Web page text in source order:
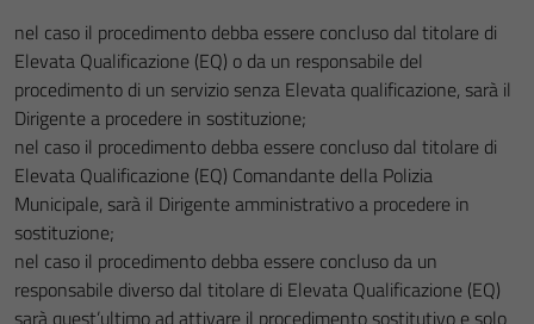
nel caso il procedimento debba essere concluso dal titolare di
Elevata Qualificazione (EQ) o da un responsabile del
procedimento di un servizio senza Elevata qualificazione, sarà il
Dirigente a procedere in sostituzione;
nel caso il procedimento debba essere concluso dal titolare di
Elevata Qualificazione (EQ) Comandante della Polizia
Municipale, sarà il Dirigente amministrativo a procedere in
sostituzione;
nel caso il procedimento debba essere concluso da un
responsabile diverso dal titolare di Elevata Qualificazione (EQ)
sarà quest’ultimo ad attivare il procedimento sostitutivo e solo